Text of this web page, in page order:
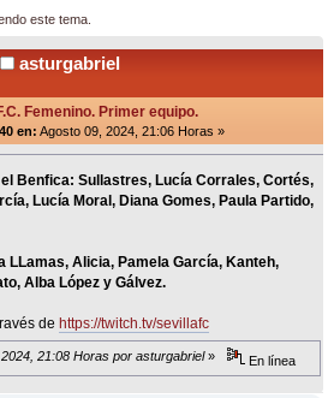
este tema.
asturgabriel
Femenino. Primer equipo.
en: Agosto 09, 2024, 21:06 Horas »
Benfica: Sullastres, Lucía Corrales, Cortés,
Lucía Moral, Diana Gomes, Paula Partido,
LLamas, Alicia, Pamela García, Kanteh,
Alba López y Gálvez.
dehttps://twitch.tv/sevillafc
21:08 Horas por asturgabriel» En línea